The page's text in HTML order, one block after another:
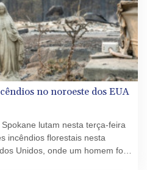
no noroeste dos EUA
lutam nesta terça-feira
incêndios florestais nesta
Unidos, onde um homem foi
fogo, que obrigaram mais de 65